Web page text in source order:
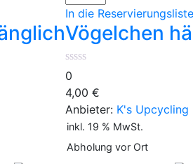
hängend
Menge
In die
Vögelchen
0
4,00 €
Anbieter: K's Upcycling
inkl. 19 % MwSt.
Abholung vor Ort